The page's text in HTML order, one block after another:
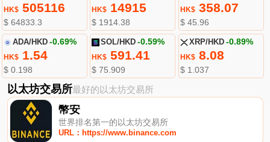
HK$505116
$ 64833.3
HK$ 14915
$ 1914.38
HK$358.07
$ 45.96
ADA/HKD -0.69%
HK$1.54
$ 0.198
SOL/HKD -0.59%
HK$ 591.41
$ 75.909
XRP/HKD -0.89%
HK$8.08
$ 1.037
以太坊交易所最好的以太坊交易所
幣安
世界排名第一的以太坊交易所
URL：https://www.binance.com